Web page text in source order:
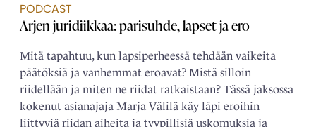
PODCAST
Arjen juridiikkaa: parisuhde, lapset ja ero
Mitä tapahtuu, kun lapsiperheessä tehdään vaikeita
päätöksiä ja vanhemmat eroavat? Mistä silloin
riidellään ja miten ne riidat ratkaistaan? Tässä jaksossa
kokenut asianajaja Marja Välilä käy läpi eroihin
liittyviä riidan aiheita ja tyypillisiä uskomuksia ja